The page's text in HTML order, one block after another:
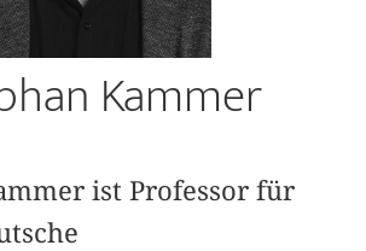
Kammer
ist Professor für